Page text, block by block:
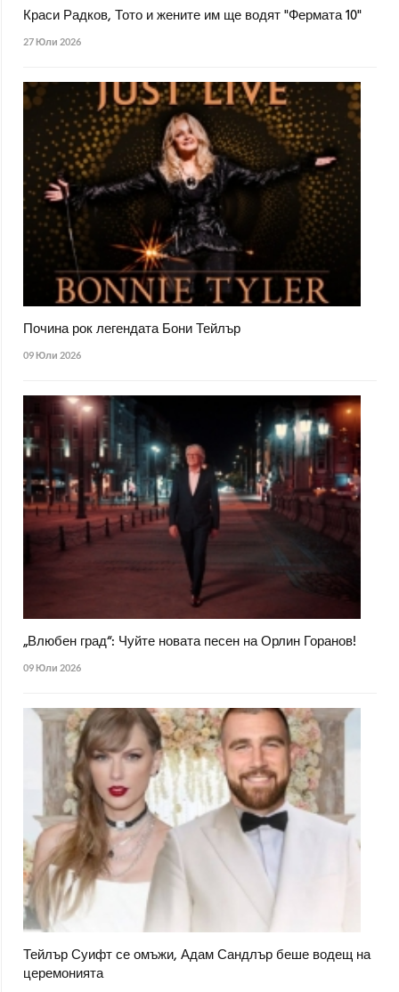
Краси Радков, Тото и жените им ще водят "Фермата 10"
27 Юли 2026
Почина рок легендата Бони Тейлър
09 Юли 2026
„Влюбен град“: Чуйте новата песен на Орлин Горанов!
09 Юли 2026
Тейлър Суифт се омъжи, Адам Сандлър беше водещ на
церемонията